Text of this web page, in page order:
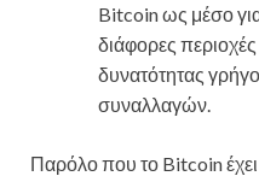
Bitcoin ως μέσο
διάφορες
δυνατότητας
συναλλαγών.
Παρόλο που το Bitcoin